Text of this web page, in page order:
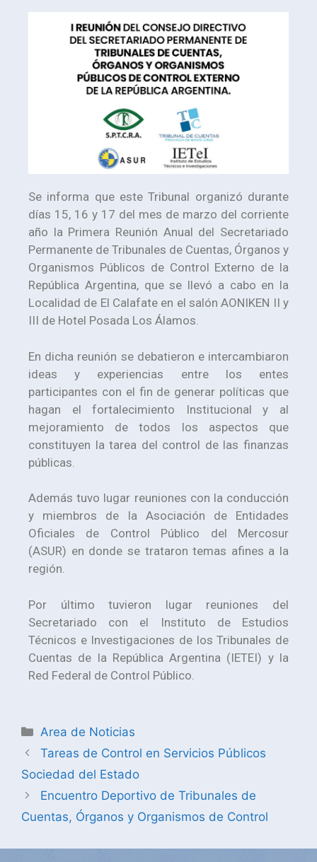
Se informa que este Tribunal organizó durante
días 15, 16 y 17 del mes de marzo del corriente
año la Primera Reunión Anual del Secretariado
Permanente de Tribunales de Cuentas, Órganos y
Organismos Públicos de Control Externo de la
República Argentina, que se llevó a cabo en la
Localidad de El Calafate en el salón AONIKEN II y
III de Hotel Posada Los Álamos.
En dicha reunión se debatieron e intercambiaron
ideas y experiencias entre los entes
participantes con el fin de generar políticas que
hagan el fortalecimiento Institucional y al
mejoramiento de todos los aspectos que
constituyen la tarea del control de las finanzas
públicas.
Además tuvo lugar reuniones con la conducción
y miembros de la Asociación de Entidades
Oficiales de Control Público del Mercosur
(ASUR) en donde se trataron temas afines a la
región.
Por último tuvieron lugar reuniones del
Secretariado con el Instituto de Estudios
Técnicos e Investigaciones de los Tribunales de
Cuentas de la República Argentina (IETEI) y la
Red Federal de Control Público.
Area de Noticias
Tareas de Control en Servicios Públicos
Sociedad del Estado
Encuentro Deportivo de Tribunales de
Cuentas, Órganos y Organismos de Control